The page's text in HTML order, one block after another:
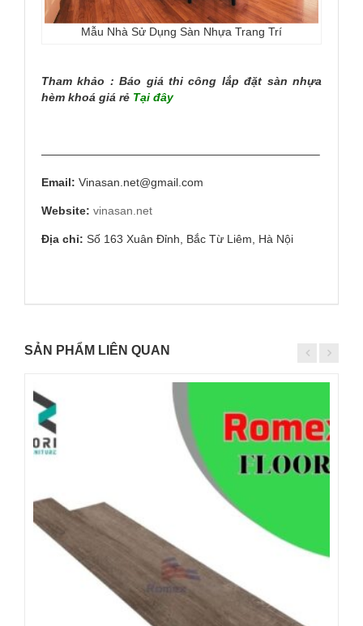
Mẫu Nhà Sử Dụng Sàn Nhựa Trang Trí
Tham khảo : Báo giá thi công lắp đặt sàn nhựa
hèm khoá giá rẻ Tại đây
————————————————————————–
Email: Vinasan.net@gmail.com
Website: vinasan.net
Địa chỉ: Số 163 Xuân Đỉnh, Bắc Từ Liêm, Hà Nội
SẢN PHẨM LIÊN QUAN